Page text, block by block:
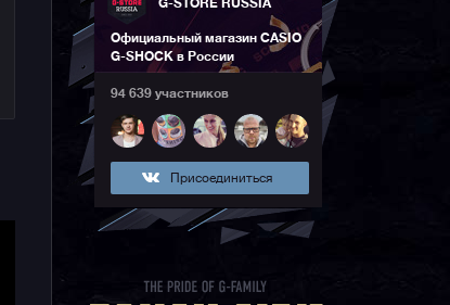
G-STORE RUSSIA
Официальный магазин CASIO
G-SHOCK в России
94 639 участников
Присоединиться